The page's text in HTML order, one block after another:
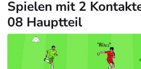
Spielen mit 2
08 Hauptteil